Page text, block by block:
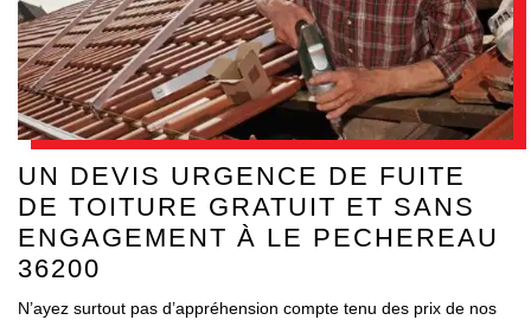
UN DEVIS URGENCE DE FUITE
DE TOITURE GRATUIT ET SANS
ENGAGEMENT À LE PECHEREAU
36200
N’ayez surtout pas d’appréhension compte tenu des prix de nos